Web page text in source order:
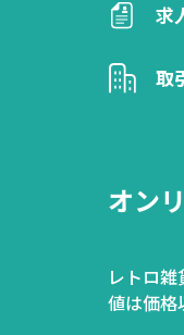
求
取
オン
レトロ
値は価格